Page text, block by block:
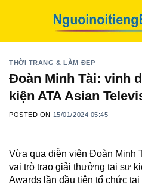
THỜI TRANG & LÀM ĐẸP
Đoàn Minh Tài: vinh
kiện ATA Asian
POSTED ON 15/01/2024 05:45
Vừa qua diễn viên Đoàn Minh
vai trò trao giải thưởng tại sự
Awards lần đầu tiên tổ chức tại